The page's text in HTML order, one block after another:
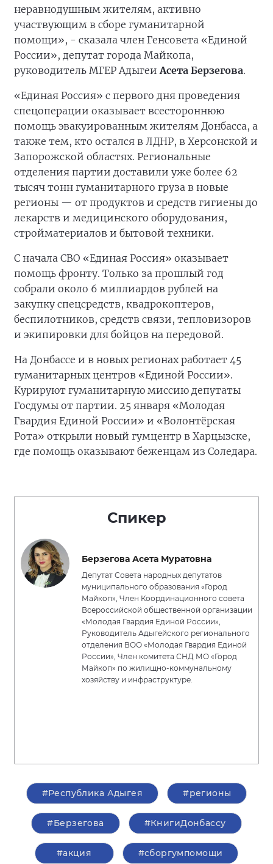
неравнодушным жителям, активно
участвующим в сборе гуманитарной
помощи», - сказала член Генсовета «Единой
России», депутат города Майкопа,
руководитель МГЕР АдыгеиАсета Берзегова.
«Единая Россия» с первого дня проведения
спецоперации оказывает всестороннюю
помощь эвакуированным жителям Донбасса, а
также тем, кто остался в ЛДНР, в Херсонской и
Запорожской областях. Региональные
отделения партии доставили уже более 62
тысяч тонн гуманитарного груза в новые
регионы — от продуктов и средств гигиены до
лекарств и медицинского оборудования,
стройматериалов и бытовой техники.
С начала СВО «Единая Россия» оказывает
помощь фронту. Только за прошлый год
собрали около 6 миллиардов рублей на
закупку спецсредств, квадрокоптеров,
беспилотников, средств связи, тепловизоров
и экипировки для бойцов на передовой.
На Донбассе и в новых регионах работает 45
гуманитарных центров «Единой России».
Курируют гуманитарную миссию депутаты
Госдумы от партии. 25 января «Молодая
Гвардия Единой России» и «Волонтёрская
Рота» открыли новый гумцентр в Харцызске,
где помощь оказывают беженцам из Соледара.
Спикер
Берзегова Асета Муратовна
Депутат Совета народных депутатов
муниципального образования «Город
Майкоп», Член Координационного совета
Всероссийской общественной организации
«Молодая Гвардия Единой России»,
Руководитель Адыгейского регионального
отделения ВОО «Молодая Гвардия Единой
России», Член комитета СНД МО «Город
Майкоп» по жилищно-коммунальному
хозяйству и инфраструктуре.
#Республика Адыгея #регионы
#Берзегова #КнигиДонбассу
#акция #сборгумпомощи